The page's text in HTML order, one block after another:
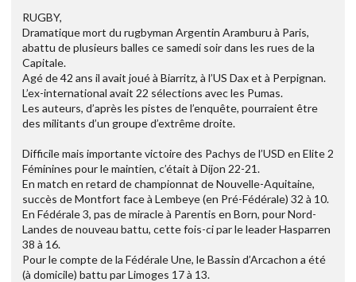
RUGBY,
Dramatique mort du rugbyman Argentin Aramburu à Paris,
abattu de plusieurs balles ce samedi soir dans les rues de la
Capitale.
Agé de 42 ans il avait joué à Biarritz, à l’US Dax et à Perpignan.
L’ex-international avait 22 sélections avec les Pumas.
Les auteurs, d’après les pistes de l’enquête, pourraient être
des militants d’un groupe d’extrême droite.
Difficile mais importante victoire des Pachys de l’USD en Elite 2
Féminines pour le maintien, c’était à Dijon 22-21.
En match en retard de championnat de Nouvelle-Aquitaine,
succès de Montfort face à Lembeye (en Pré-Fédérale) 32 à 10.
En Fédérale 3, pas de miracle à Parentis en Born, pour Nord-
Landes de nouveau battu, cette fois-ci par le leader Hasparren
38 à 16.
Pour le compte de la Fédérale Une, le Bassin d’Arcachon a été
(à domicile) battu par Limoges 17 à 13.